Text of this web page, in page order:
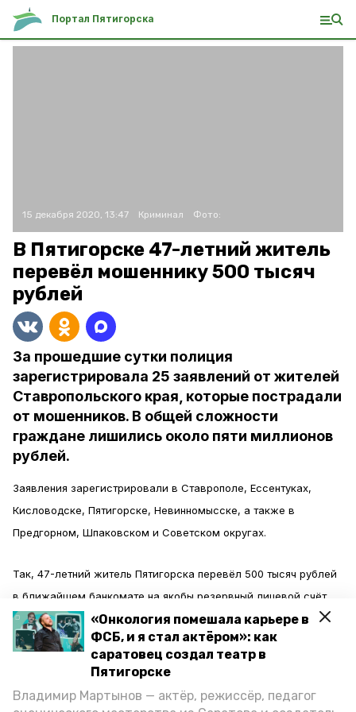
«Онкология помешала карьере в
ФСБ, и я стал актёром»: как
саратовец создал театр в
Пятигорске
Владимир Мартынов — актёр, режиссёр, педагог
Портал Пятигорска
15 декабря 2020, 13:47 Криминал Фото:
В Пятигорске 47-летний житель
перевёл мошеннику 500 тысяч
рублей
За прошедшие сутки полиция
зарегистрировала 25 заявлений от жителей
Ставропольского края, которые пострадали
от мошенников. В общей сложности
граждане лишились около пяти миллионов
рублей.
Заявления зарегистрировали в Ставрополе, Ессентуках,
Кисловодске, Пятигорске, Невинномысске, а также в
Предгорном, Шпаковском и Советском округах.
Так, 47-летний житель Пятигорска перевёл 500 тысяч рублей
в ближайшем банкомате на якобы резервный лицевой счёт.
Сделать это убедил мужчину позвонивший мошенник,
который представился сотрудником службы безопасности
одного из банков.
Спустя время гражданин понял, что его обманули, и